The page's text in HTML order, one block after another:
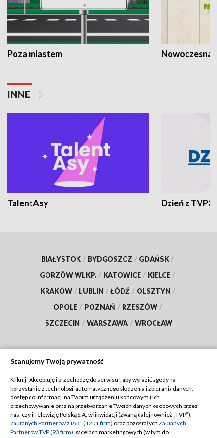
Poza miastem Nowoczesna
INNE
TalentAsy Dzień z TVP3
BIAŁYSTOK / BYDGOSZCZ / GDAŃSK /
GORZÓW WLKP. / KATOWICE / KIELCE /
KRAKÓW / LUBLIN / ŁÓDŹ / OLSZTYN /
OPOLE / POZNAŃ / RZESZÓW /
SZCZECIN / WARSZAWA / WROCŁAW
TVP
Abonament TVP
Emisja w TVP
Regulamin TVP
Polityka prywatności
Szanujemy Twoją prywatność
Kliknij "Akceptuję i przechodzę do serwisu", aby wyrazić zgody na
korzystanie z technologii automatycznego śledzenia i zbierania danych,
dostęp do informacji na Twoim urządzeniu końcowym i ich
przechowywanie oraz na przetwarzanie Twoich danych osobowych przez
nas, czyli Telewizję Polską S.A. w likwidacji (zwaną dalej również „TVP”),
Zaufanych Partnerów z IAB* (1201 firm) oraz pozostałych Zaufanych
Partnerów TVP (93 firm), w celach marketingowych (w tym do